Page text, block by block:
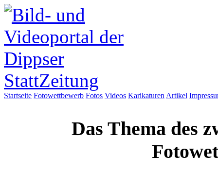
Startseite Fotowettbewerb Fotos Videos Karikaturen Artikel
Das Thema des